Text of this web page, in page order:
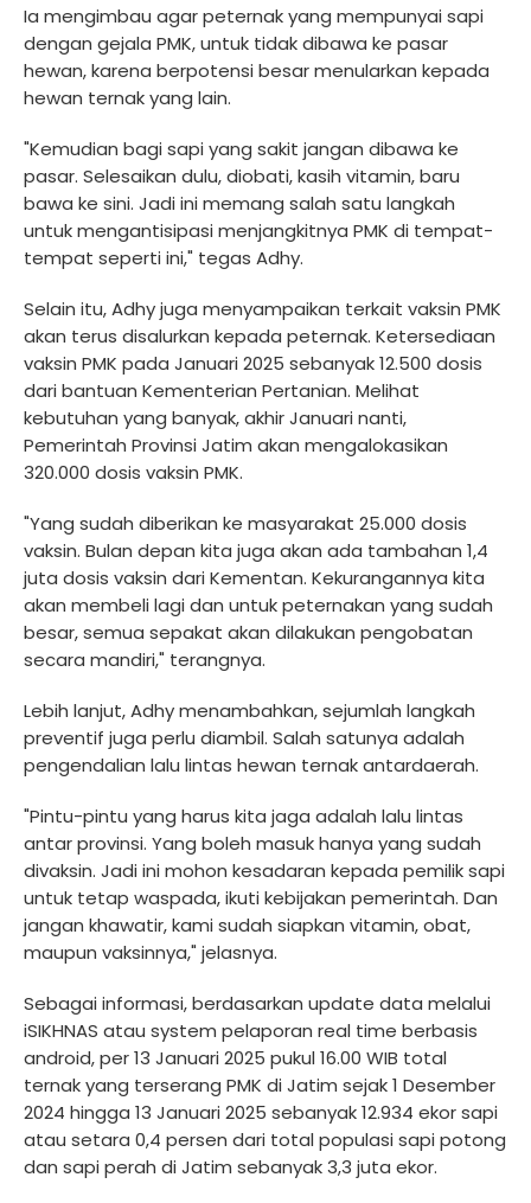
Ia mengimbau agar peternak yang mempunyai sapi
dengan gejala PMK, untuk tidak dibawa ke pasar
hewan, karena berpotensi besar menularkan kepada
hewan ternak yang lain.
"Kemudian bagi sapi yang sakit jangan dibawa ke
pasar. Selesaikan dulu, diobati, kasih vitamin, baru
bawa ke sini. Jadi ini memang salah satu langkah
untuk mengantisipasi menjangkitnya PMK di tempat-
tempat seperti ini," tegas Adhy.
Selain itu, Adhy juga menyampaikan terkait vaksin PMK
akan terus disalurkan kepada peternak. Ketersediaan
vaksin PMK pada Januari 2025 sebanyak 12.500 dosis
dari bantuan Kementerian Pertanian. Melihat
kebutuhan yang banyak, akhir Januari nanti,
Pemerintah Provinsi Jatim akan mengalokasikan
320.000 dosis vaksin PMK.
"Yang sudah diberikan ke masyarakat 25.000 dosis
vaksin. Bulan depan kita juga akan ada tambahan 1,4
juta dosis vaksin dari Kementan. Kekurangannya kita
akan membeli lagi dan untuk peternakan yang sudah
besar, semua sepakat akan dilakukan pengobatan
secara mandiri," terangnya.
Lebih lanjut, Adhy menambahkan, sejumlah langkah
preventif juga perlu diambil. Salah satunya adalah
pengendalian lalu lintas hewan ternak antardaerah.
"Pintu-pintu yang harus kita jaga adalah lalu lintas
antar provinsi. Yang boleh masuk hanya yang sudah
divaksin. Jadi ini mohon kesadaran kepada pemilik sapi
untuk tetap waspada, ikuti kebijakan pemerintah. Dan
jangan khawatir, kami sudah siapkan vitamin, obat,
maupun vaksinnya," jelasnya.
Sebagai informasi, berdasarkan update data melalui
iSIKHNAS atau system pelaporan real time berbasis
android, per 13 Januari 2025 pukul 16.00 WIB total
ternak yang terserang PMK di Jatim sejak 1 Desember
2024 hingga 13 Januari 2025 sebanyak 12.934 ekor sapi
atau setara 0,4 persen dari total populasi sapi potong
dan sapi perah di Jatim sebanyak 3,3 juta ekor.